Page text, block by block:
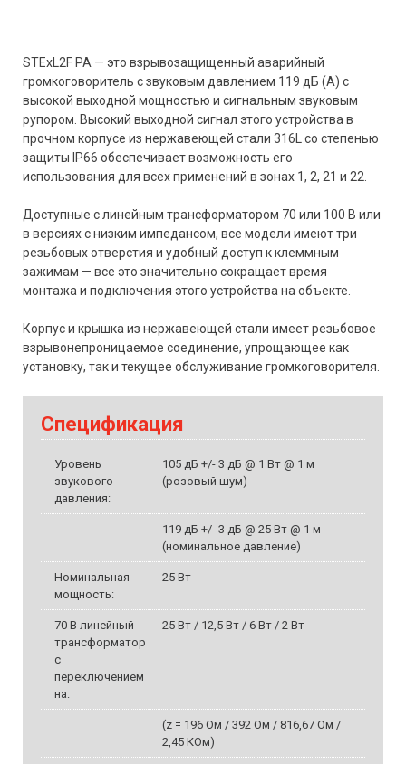
STExL2F PA — это взрывозащищенный аварийный
громкоговоритель с звуковым давлением 119 дБ (A) с
высокой выходной мощностью и сигнальным звуковым
рупором. Высокий выходной сигнал этого устройства в
прочном корпусе из нержавеющей стали 316L со степенью
защиты IP66 обеспечивает возможность его
использования для всех применений в зонах 1, 2, 21 и 22.
Доступные с линейным трансформатором 70 или 100 В или
в версиях с низким импедансом, все модели имеют три
резьбовых отверстия и удобный доступ к клеммным
зажимам — все это значительно сокращает время
монтажа и подключения этого устройства на объекте.
Корпус и крышка из нержавеющей стали имеет резьбовое
взрывонепроницаемое соединение, упрощающее как
установку, так и текущее обслуживание громкоговорителя.
Спецификация
Уровень
звукового
давления:
105 дБ +/- 3 дБ @ 1 Вт @ 1 м
(розовый шум)
119 дБ +/- 3 дБ @ 25 Вт @ 1 м
(номинальное давление)
Номинальная
мощность:
25 Вт
70 В линейный
трансформатор
с
переключением
на:
25 Вт / 12,5 Вт / 6 Вт / 2 Вт
(z = 196 Ом / 392 Ом / 816,67 Ом /
2,45 КОм)